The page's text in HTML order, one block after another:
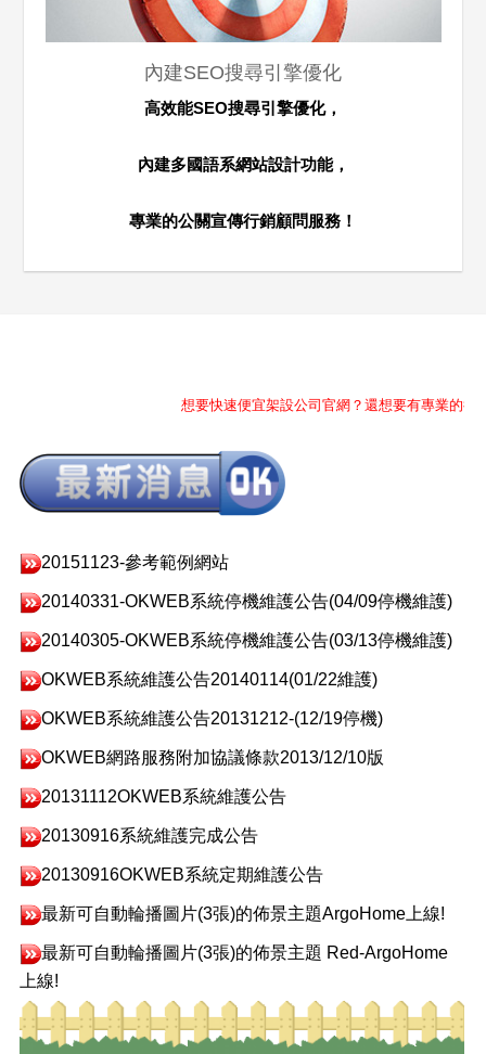
內建SEO搜尋引擎優化
高效能SEO搜尋引擎優化，
內建多國語系網站設計功能，
專業的公關宣傳行銷顧問服務！
想要快速便宜架設公司官網？還想要有專業的行銷
20151123-參考範例網站
20140331-OKWEB系統停機維護公告(04/09停機維護)
20140305-OKWEB系統停機維護公告(03/13停機維護)
OKWEB系統維護公告20140114(01/22維護)
OKWEB系統維護公告20131212-(12/19停機)
OKWEB網路服務附加協議條款2013/12/10版
20131112OK​WEB系統維護公告
20130916系統維護完成公告
20130916OKWEB系統定期維護公告
最新可自動輪播圖片(3張)的佈景主題ArgoHome上線!
最新可自動輪播圖片(3張)的佈景主題 Red-ArgoHome
上線!